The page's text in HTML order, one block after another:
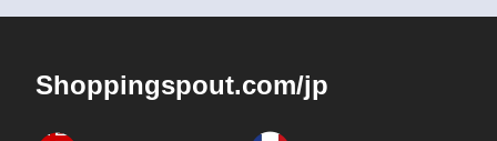
Shoppingspout.com/jp